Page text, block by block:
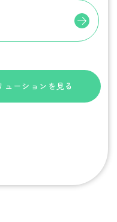
ューションを見る